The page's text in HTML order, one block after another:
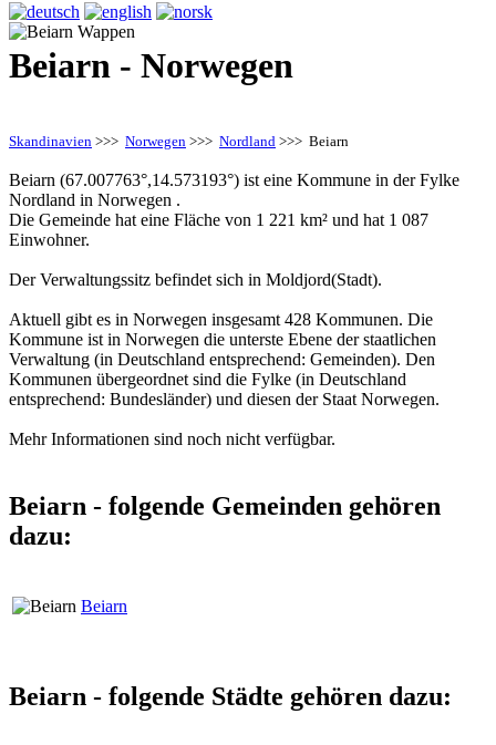
Beiarn - Norwegen
Skandinavien >>> Norwegen >>> Nordland >>> Beiarn
Beiarn (67.007763°,14.573193°) ist eine Kommune in der Fylke
Nordland in Norwegen .
Die Gemeinde hat eine Fläche von 1 221 km² und hat 1 087
Einwohner.
Der Verwaltungssitz befindet sich in Moldjord(Stadt).
Aktuell gibt es in Norwegen insgesamt 428 Kommunen. Die
Kommune ist in Norwegen die unterste Ebene der staatlichen
Verwaltung (in Deutschland entsprechend: Gemeinden). Den
Kommunen übergeordnet sind die Fylke (in Deutschland
entsprechend: Bundesländer) und diesen der Staat Norwegen.
Mehr Informationen sind noch nicht verfügbar.
Beiarn - folgende Gemeinden gehören
dazu:
Beiarn
Beiarn - folgende Städte gehören dazu: